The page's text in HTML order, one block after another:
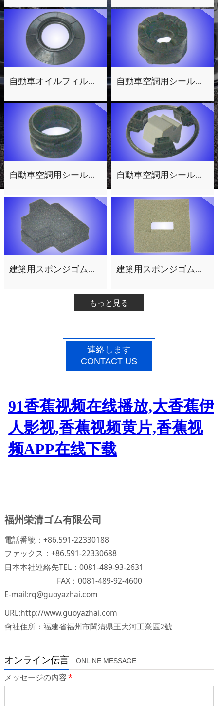
自動車オイルフィルター用シールパッキン1 自動車空調用シールパッキン3
自動車空調用シールパッキン2 自動車空調用シールパッキン1
建築用スポンジゴム製品4 建築用スポンジゴム製品3
もっと見る
連絡します
CONTACT US
福州栄清ゴム有限公司
電話番號：+86.591-22330188
ファックス：+86.591-22330688
日本本社連絡先TEL：0081-489-93-2631
FAX：0081-489-92-4600
E-mail:rq@guoyazhai.com
URL:http://www.guoyazhai.com
會社住所：福建省福州市閩清県王大河工業區2號
オンライン伝言 ONLINE MESSAGE
メッセージの內容*